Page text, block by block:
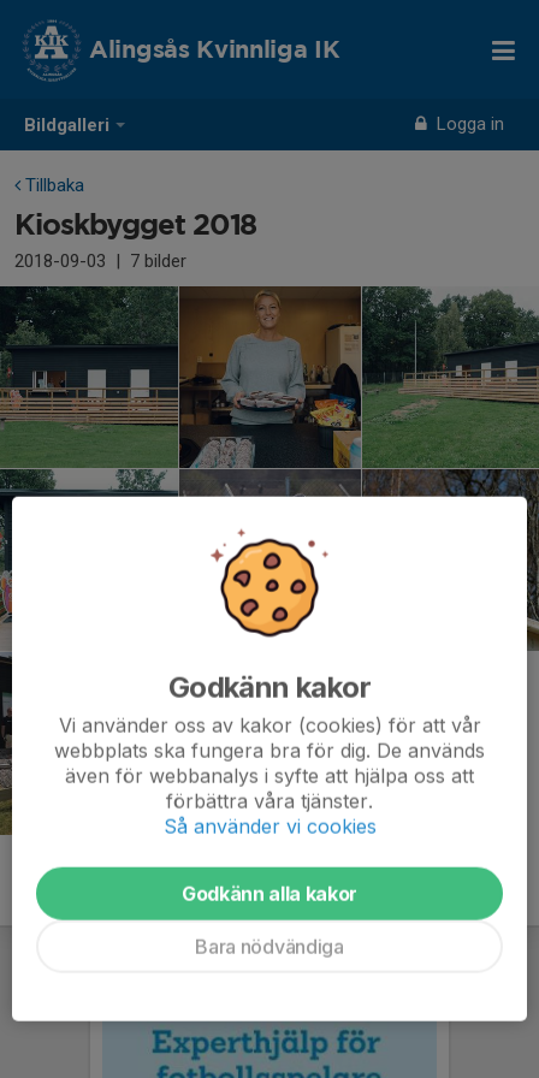
Bildgalleri Logga in
Alingsås Kvinnliga IK
Tillbaka
Kioskbygget 2018
2018-09-03 | 7 bilder
Godkänn kakor
Vi använder oss av kakor (cookies) för att vår
webbplats ska fungera bra för dig. De används
även för webbanalys i syfte att hjälpa oss att
förbättra våra tjänster.
Så använder vi cookies
Godkänn alla kakor
Bara nödvändiga